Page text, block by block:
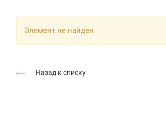
Элемент не найден
Назад к списку